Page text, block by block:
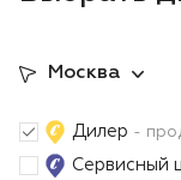
Москва
Дилер -
Сервисный